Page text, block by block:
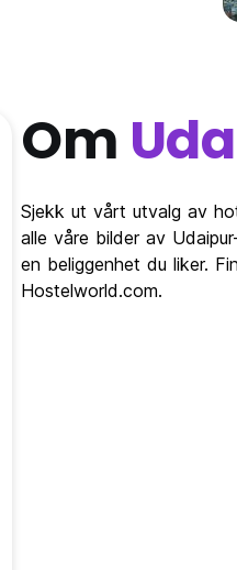
Om
Sjekk ut vårt utvalg av
alle våre bilder av
en beliggenhet du liker.
Hostelworld.com.